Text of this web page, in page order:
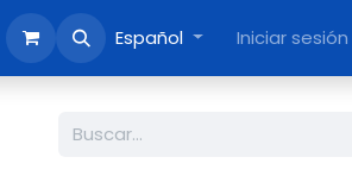
Español Iniciar sesión